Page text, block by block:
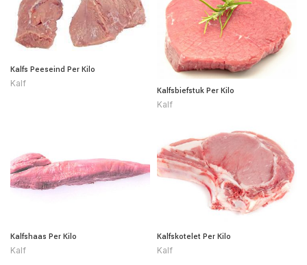
Kalfs Peeseind Per Kilo
Kalf
Kalfsbiefstuk Per Kilo
Kalf
Kalfshaas Per Kilo
Kalf
Kalfskotelet Per Kilo
Kalf